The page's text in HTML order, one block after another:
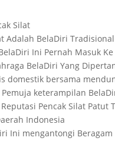
Silat
Adalah BelaDiri
Ini Pernah Masuk
BelaDiri Yang
domestik bersama
Pemuja keterampilan
Pencak Silat Patut
Indonesia
Ini mengantongi Beragam